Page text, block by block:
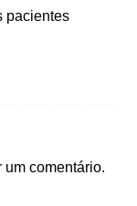
pacientes
um comentário.